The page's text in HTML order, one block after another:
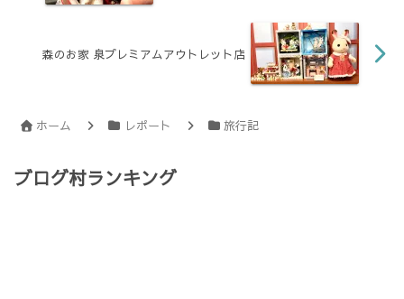
森のお家 泉プレミアムアウトレット店
ホーム レポート 旅行記
ブログ村ランキング